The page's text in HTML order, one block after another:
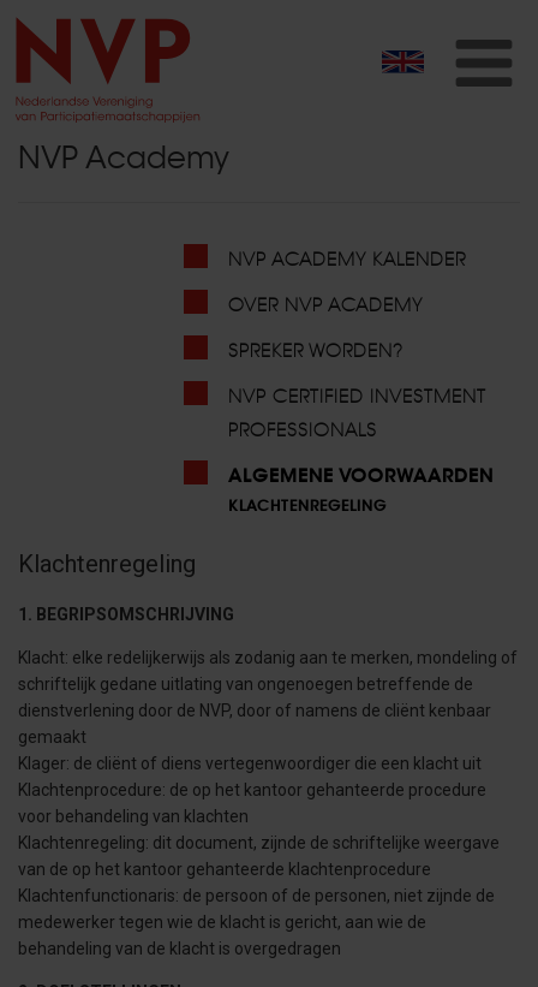
NVP Academy
NVP ACADEMY KALENDER
OVER NVP ACADEMY
SPREKER WORDEN?
NVP CERTIFIED INVESTMENT
PROFESSIONALS
ALGEMENE VOORWAARDEN
KLACHTENREGELING
Klachtenregeling
1. BEGRIPSOMSCHRIJVING
Klacht: elke redelijkerwijs als zodanig aan te merken, mondeling of
schriftelijk gedane uitlating van ongenoegen betreffende de
dienstverlening door de NVP, door of namens de cliënt kenbaar
gemaakt
Klager: de cliënt of diens vertegenwoordiger die een klacht uit
Klachtenprocedure: de op het kantoor gehanteerde procedure
voor behandeling van klachten
Klachtenregeling: dit document, zijnde de schriftelijke weergave
van de op het kantoor gehanteerde klachtenprocedure
Klachtenfunctionaris: de persoon of de personen, niet zijnde de
medewerker tegen wie de klacht is gericht, aan wie de
behandeling van de klacht is overgedragen